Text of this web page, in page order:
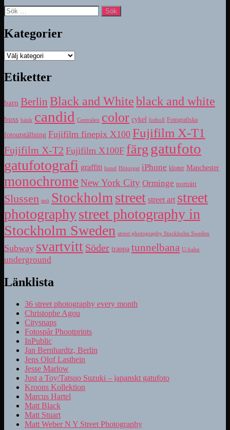
Sök
efter:
Kategorier
Kategorier
Etiketter
barn Berlin Black and Whiteblack and white
buss bänk candid Centralen color cykel fotboll Fotografiska
fotoutställning Fujifilm finepix X100 Fujifilm X-T1
Fujifilm X-T2 Fujifilm X100F färg gatufoto
gatufotografi graffiti hund Hötorget iPhone klotter Manchester
monochrome New York City Orminge porträtt
Slussen snö Stockholmstreet street art street
photographystreet photography in
Stockholm Sweden street photography Stockholm Sweden
Subway svartvitt Söder trappa tunnelbana U-bahn
underground
Länklista
36 street photography every month
Christophe Agou
Citysnaps
Fotospår Phootprints
InPublic
Jan Bernhardtz, Berlin
Jens Olof Lasthein
Jesse Marlow
Just a Toy/Tatsuo Suzuki – japanskt gatufoto
Kroons Kollektion
Marcus Hartel
Matt Black
Matt Stuart
Matt Weber N Y Street Photography